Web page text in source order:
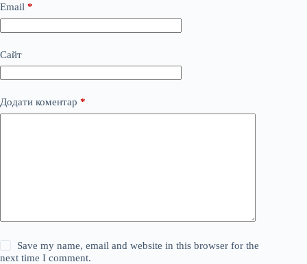
Email *
Сайт
Додати коментар *
Save my name, email and website in this browser for the
next time I comment.